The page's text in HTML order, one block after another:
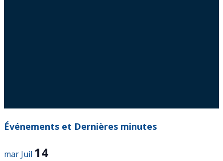
Événements et Dernières minutes
mar Juil 14